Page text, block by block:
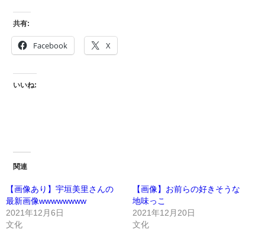
共有:
Facebook X
いいね:
関連
【画像あり】宇垣美里さんの
最新画像wwwwwwww
2021年12月6日
文化
【画像】お前らの好きそうな
地味っこ
2021年12月20日
文化